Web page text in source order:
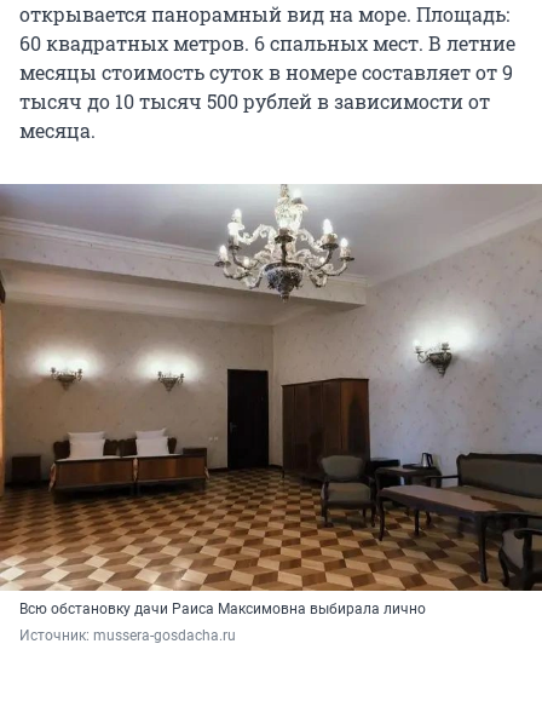
открывается панорамный вид на море. Площадь:
60 квадратных метров. 6 спальных мест. В летние
месяцы стоимость суток в номере составляет от 9
тысяч до 10 тысяч 500 рублей в зависимости от
месяца.
Всю обстановку дачи Раиса Максимовна выбирала лично
Источник: mussera-gosdacha.ru